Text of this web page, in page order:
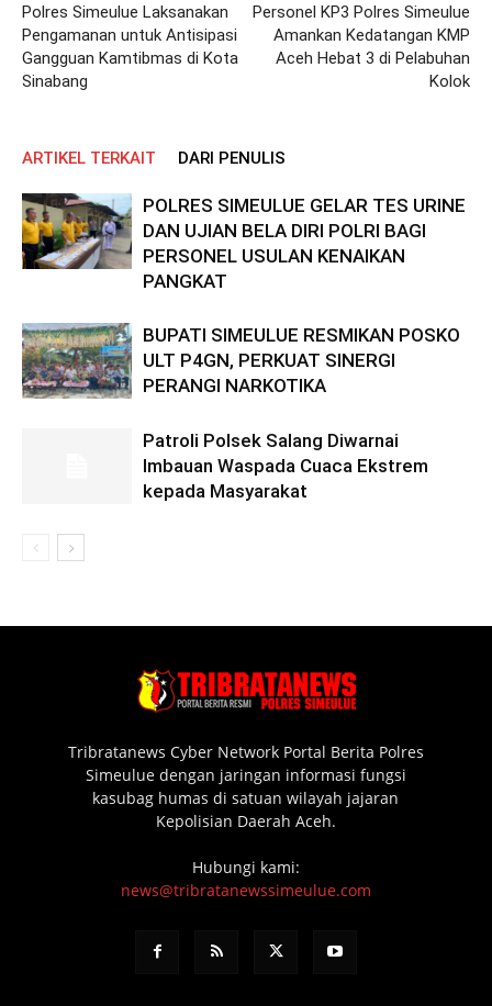
Polres Simeulue Laksanakan
Pengamanan untuk Antisipasi
Gangguan Kamtibmas di Kota
Sinabang
Personel KP3 Polres Simeulue
Amankan Kedatangan KMP
Aceh Hebat 3 di Pelabuhan
Kolok
ARTIKEL TERKAIT DARI PENULIS
POLRES SIMEULUE GELAR TES URINE
DAN UJIAN BELA DIRI POLRI BAGI
PERSONEL USULAN KENAIKAN
PANGKAT
BUPATI SIMEULUE RESMIKAN POSKO
ULT P4GN, PERKUAT SINERGI
PERANGI NARKOTIKA
Patroli Polsek Salang Diwarnai
Imbauan Waspada Cuaca Ekstrem
kepada Masyarakat
Tribratanews Cyber Network Portal Berita Polres
Simeulue dengan jaringan informasi fungsi
kasubag humas di satuan wilayah jajaran
Kepolisian Daerah Aceh.
Hubungi kami:
news@tribratanewssimeulue.com